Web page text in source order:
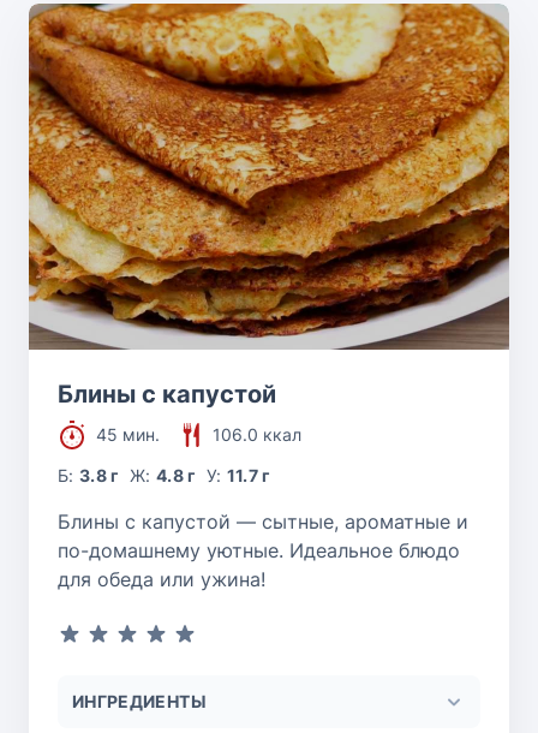
Блины с капустой
45 мин.
106.0 ккал
Б:3.8 г Ж: 4.8 г У: 11.7 г
Блины с капустой — сытные, ароматные и
по-домашнему уютные. Идеальное блюдо
для обеда или ужина!
ИНГРЕДИЕНТЫ